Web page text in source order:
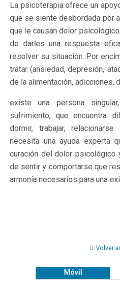
La psicoterapia ofrece un
que se siente desbordada por
que le causan dolor
de darles una respuesta
resolver su situación. Por
tratar (ansiedad, depresión,
de la alimentación, adicciones,
existe una persona
sufrimiento, que encuentra
dormir, trabajar,
necesita una ayuda experta
curación del dolor psicológico
de sentir y comportarse que
armonía necesarios para una
Volver
Móvil